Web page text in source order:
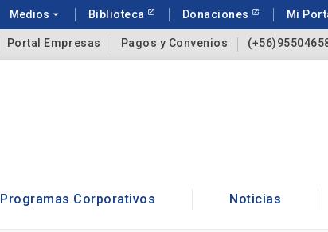
Medios arrow_drop_down Biblioteca Donaciones Mi
Portal Empresas Pagos y Convenios
Programas Corporativos Noticias